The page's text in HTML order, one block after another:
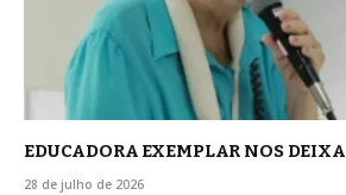
EDUCADORA EXEMPLAR NOS DEIXA
28 de julho de 2026